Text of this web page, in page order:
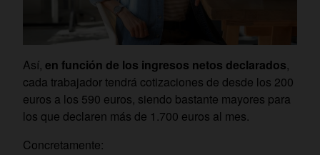
Así, en función de los ingresos netos declarados,
cada trabajador tendrá cotizaciones de desde los 200
euros a los 590 euros, siendo bastante mayores para
los que declaren más de 1.700 euros al mes.
Concretamente: